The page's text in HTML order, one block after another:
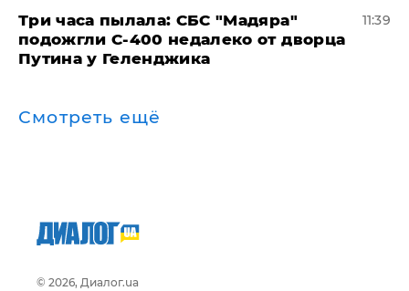
Три часа пылала: СБС "Мадяра"
подожгли С-400 недалеко от дворца
Путина у Геленджика
11:39
Смотреть ещё
© 2026, Диалог.ua